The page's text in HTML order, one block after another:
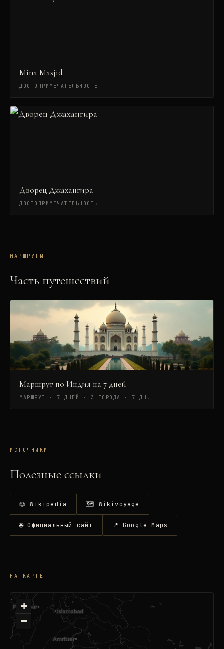
Mina Masjid
ДОСТОПРИМЕЧАТЕЛЬНОСТЬ
Дворец Джахангира
ДОСТОПРИМЕЧАТЕЛЬНОСТЬ
МАРШРУТЫ
Часть путешествий
Маршрут по Индия на 7 дней
МАРШРУТ · 7 ДНЕЙ · 3 ГОРОДА · 7 ДН.
ИСТОЧНИКИ
Полезные ссылки
📖 Wikipedia 🗺 Wikivoyage
🌐 Официальный сайт 📍 Google Maps
НА КАРТЕ
+
−